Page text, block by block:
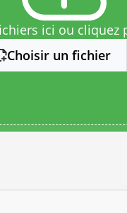
ici ou cliquez
Choisir un fichier